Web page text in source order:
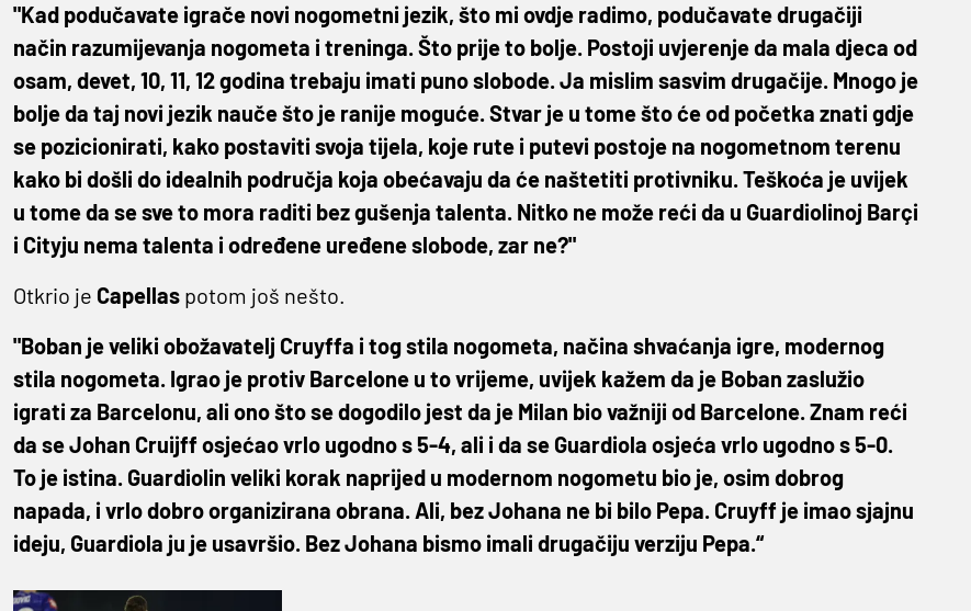
"Kad podučavate igrače novi nogometni jezik, što mi ovdje radimo, podučavate drugačiji
način razumijevanja nogometa i treninga. Što prije to bolje. Postoji uvjerenje da mala djeca od
osam, devet, 10, 11, 12 godina trebaju imati puno slobode. Ja mislim sasvim drugačije. Mnogo je
bolje da taj novi jezik nauče što je ranije moguće. Stvar je u tome što će od početka znati gdje
se pozicionirati, kako postaviti svoja tijela, koje rute i putevi postoje na nogometnom terenu
kako bi došli do idealnih područja koja obećavaju da će naštetiti protivniku. Teškoća je uvijek
u tome da se sve to mora raditi bez gušenja talenta. Nitko ne može reći da u Guardiolinoj Barçi
i Cityju nema talenta i određene uređene slobode, zar ne?"
Otkrio je Capellas potom još nešto.
"Boban je veliki obožavatelj Cruyffa i tog stila nogometa, načina shvaćanja igre, modernog
stila nogometa. Igrao je protiv Barcelone u to vrijeme, uvijek kažem da je Boban zaslužio
igrati za Barcelonu, ali ono što se dogodilo jest da je Milan bio važniji od Barcelone. Znam reći
da se Johan Cruijff osjećao vrlo ugodno s 5-4, ali i da se Guardiola osjeća vrlo ugodno s 5-0.
To je istina. Guardiolin veliki korak naprijed u modernom nogometu bio je, osim dobrog
napada, i vrlo dobro organizirana obrana. Ali, bez Johana ne bi bilo Pepa. Cruyff je imao sjajnu
ideju, Guardiola ju je usavršio. Bez Johana bismo imali drugačiju verziju Pepa.“